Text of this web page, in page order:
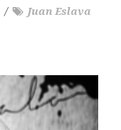
/
Juan Eslava